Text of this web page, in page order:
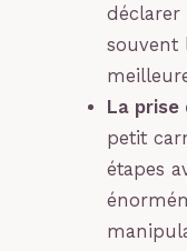
déclarer
souvent
La prise
petit
étapes